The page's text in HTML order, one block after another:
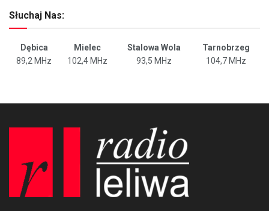
Słuchaj Nas:
Dębica Mielec Stalowa Wola
Tarnobrzeg
89,2 MHz
102,4 MHz 93,5 MHz 104,7 MHz